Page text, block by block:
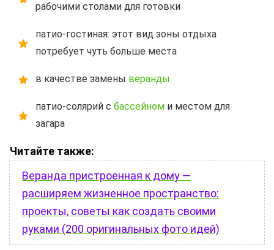
рабочими столами для готовки
патио-гостиная: этот вид зоны отдыха
потребует чуть больше места
в качестве замены веранды
патио-солярий с бассейном и местом для
загара
Читайте также:
Веранда пристроенная к дому —
расширяем жизненное пространство:
проекты, советы как создать своими
руками (200 оригинальных фото идей)